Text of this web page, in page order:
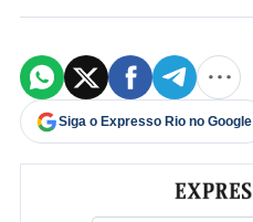
Siga o Expresso Rio no Google
Formulário de cadastro